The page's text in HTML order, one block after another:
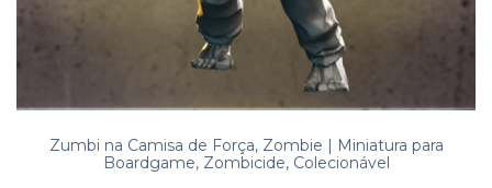
Zumbi na Camisa de Força, Zombie | Miniatura para
Boardgame, Zombicide, Colecionável